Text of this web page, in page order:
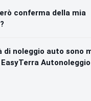
conferma della mia
di noleggio auto sono